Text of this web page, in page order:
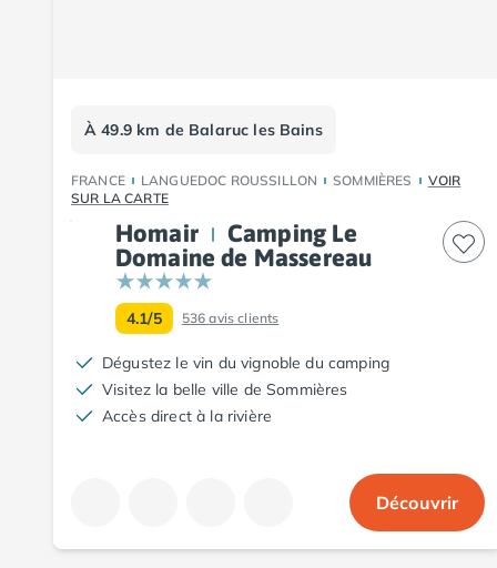
Camping Canet-en-Roussillon
Camping Le Barcarès
Camping Perpignan
Camping Saint-Cyprien
Camping Limousin
Camping Corrèze
Camping Lorraine
Camping Vosges
Camping Midi-Pyrénées
Camping Aveyron
Camping Millau
Camping Lot-et-Garonne
À 49.9 km de Balaruc les Bains
FRANCE LANGUEDOC ROUSSILLON SOMMIÈRES
VOIR
SUR LA CARTE
Homair
Camping Le
Domaine de Massereau
4.1/5 536avis clients
Dégustez le vin du vignoble du camping
Visitez la belle ville de Sommières
Accès direct à la rivière
Découvrir